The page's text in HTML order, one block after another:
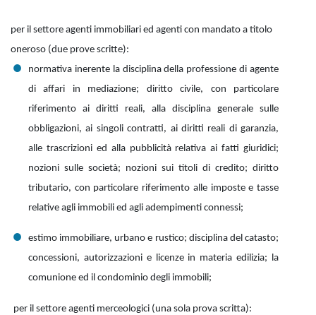
per il settore agenti immobiliari ed agenti con mandato a titolo
oneroso (due prove scritte):
normativa inerente la disciplina della professione di agente
di affari in mediazione; diritto civile, con particolare
riferimento ai diritti reali, alla disciplina generale sulle
obbligazioni, ai singoli contratti, ai diritti reali di garanzia,
alle trascrizioni ed alla pubblicità relativa ai fatti giuridici;
nozioni sulle società; nozioni sui titoli di credito; diritto
tributario, con particolare riferimento alle imposte e tasse
relative agli immobili ed agli adempimenti connessi;
estimo immobiliare, urbano e rustico; disciplina del catasto;
concessioni, autorizzazioni e licenze in materia edilizia; la
comunione ed il condominio degli immobili;
per il settore agenti merceologici (una sola prova scritta):